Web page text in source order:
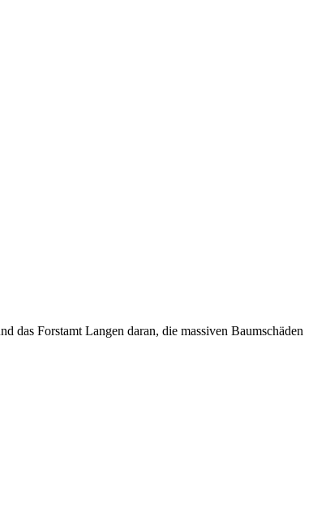
das Forstamt Langen daran, die massiven Baumschäden